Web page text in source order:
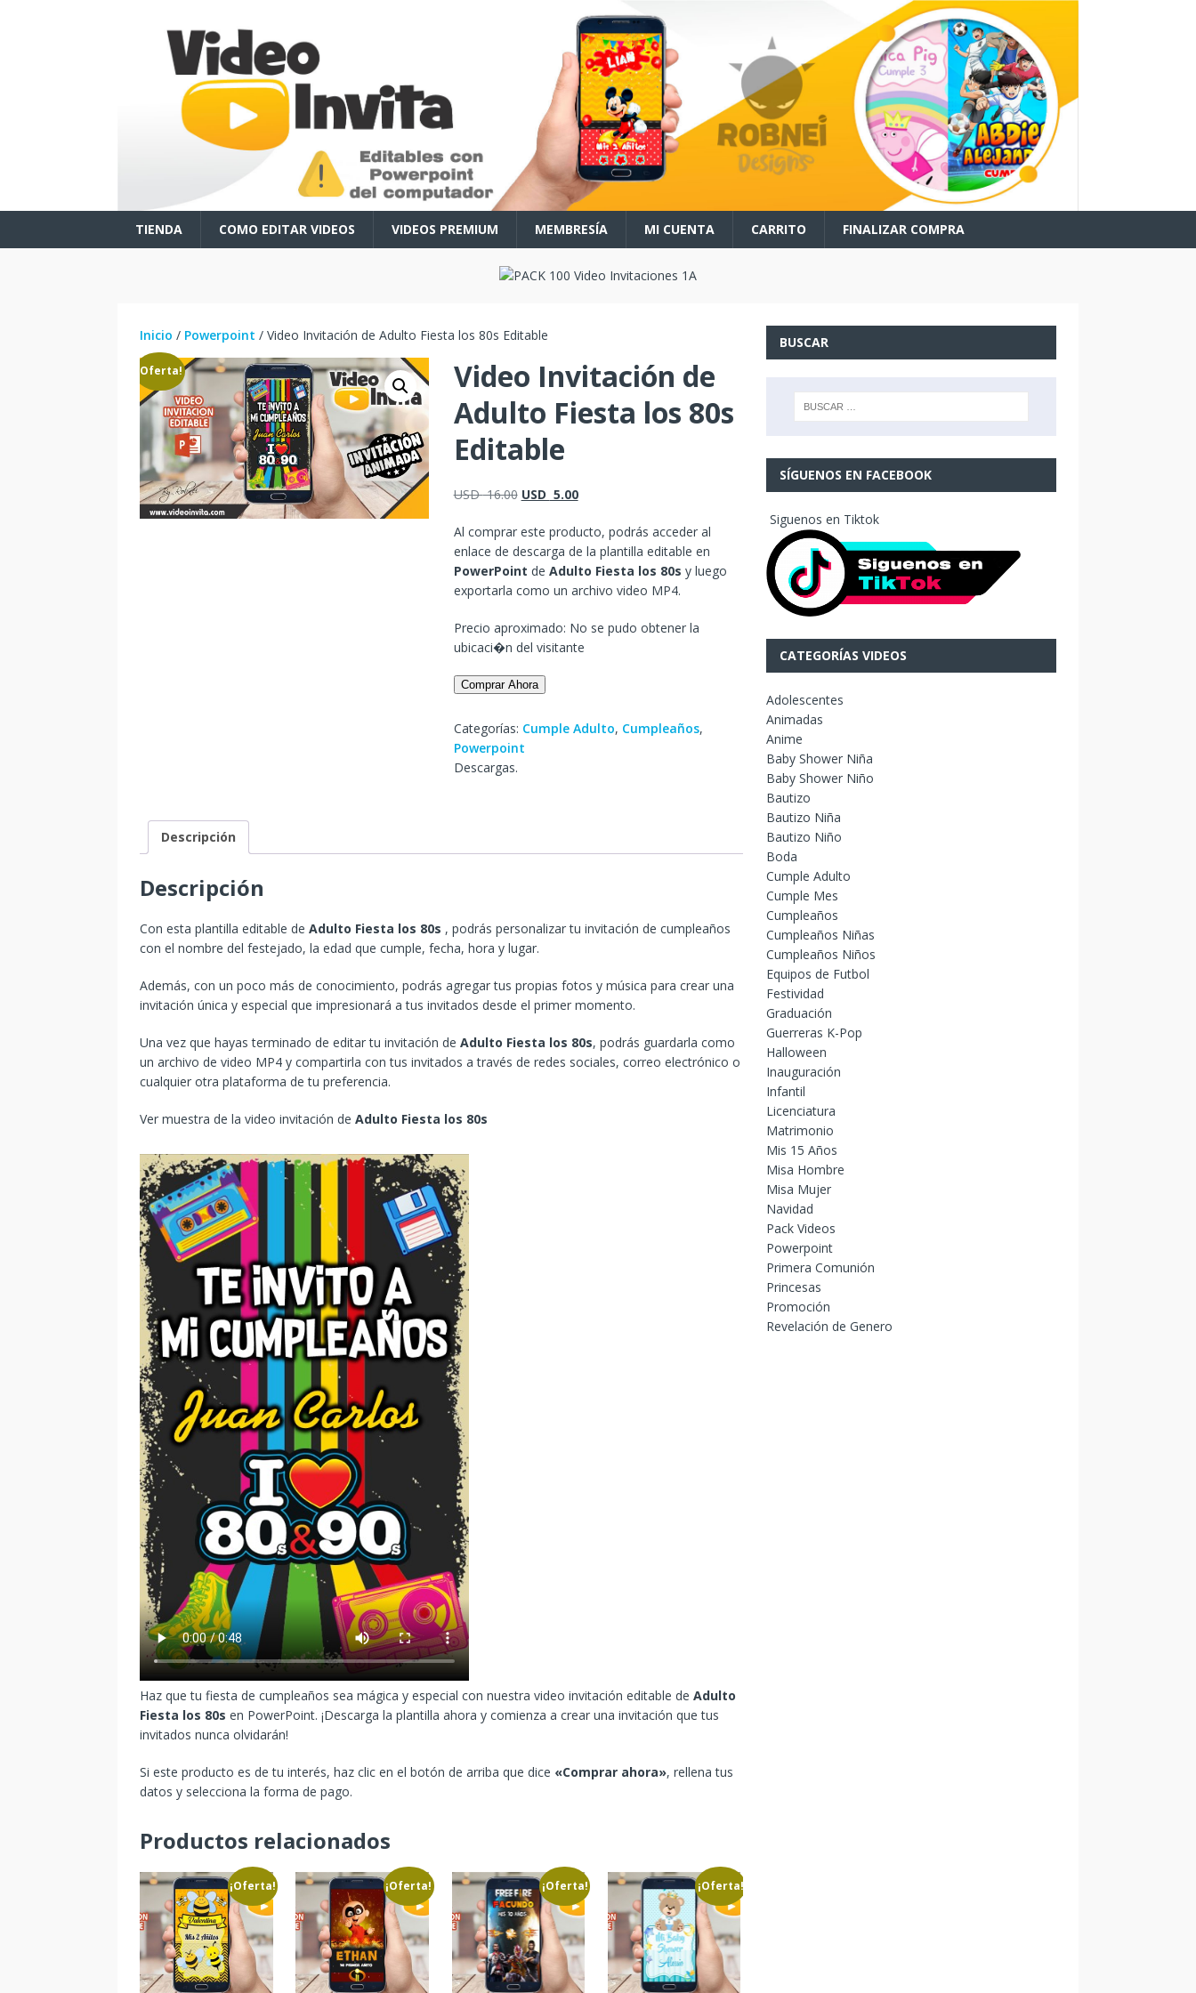
TIENDA COMO EDITAR VIDEOS VIDEOS PREMIUM MEMBRESÍA MI CUENTA CARRITO FINALIZAR COMPRA
Inicio / Powerpoint / Video Invitación de Adulto Fiesta los 80s Editable
¡Oferta!
Video Invitación de
Adulto Fiesta los 80s
Editable
USD16.00 USD 5.00
Al comprar este producto, podrás acceder al
enlace de descarga de la plantilla editable en
PowerPoint de Adulto Fiesta los 80s y luego
exportarla como un archivo video MP4.
Precio aproximado: No se pudo obtener la
ubicaci�n del visitante
Comprar Ahora
Categorías: Cumple Adulto, Cumpleaños,
Powerpoint
Descargas.
Descripción
Descripción
Con esta plantilla editable de Adulto Fiesta los 80s , podrás personalizar tu invitación de cumpleaños
con el nombre del festejado, la edad que cumple, fecha, hora y lugar.
Además, con un poco más de conocimiento, podrás agregar tus propias fotos y música para crear una
invitación única y especial que impresionará a tus invitados desde el primer momento.
Una vez que hayas terminado de editar tu invitación de Adulto Fiesta los 80s, podrás guardarla como
un archivo de video MP4 y compartirla con tus invitados a través de redes sociales, correo electrónico o
cualquier otra plataforma de tu preferencia.
Ver muestra de la video invitación de Adulto Fiesta los 80s
Haz que tu fiesta de cumpleaños sea mágica y especial con nuestra video invitación editable de Adulto
Fiesta los 80s en PowerPoint. ¡Descarga la plantilla ahora y comienza a crear una invitación que tus
invitados nunca olvidarán!
Si este producto es de tu interés, haz clic en el botón de arriba que dice «Comprar ahora», rellena tus
datos y selecciona la forma de pago.
Productos relacionados
¡Oferta! ¡Oferta! ¡Oferta! ¡Oferta!
BUSCAR
SÍGUENOS EN FACEBOOK
Siguenos en Tiktok
CATEGORÍAS VIDEOS
Adolescentes
Animadas
Anime
Baby Shower Niña
Baby Shower Niño
Bautizo
Bautizo Niña
Bautizo Niño
Boda
Cumple Adulto
Cumple Mes
Cumpleaños
Cumpleaños Niñas
Cumpleaños Niños
Equipos de Futbol
Festividad
Graduación
Guerreras K-Pop
Halloween
Inauguración
Infantil
Licenciatura
Matrimonio
Mis 15 Años
Misa Hombre
Misa Mujer
Navidad
Pack Videos
Powerpoint
Primera Comunión
Princesas
Promoción
Revelación de Genero